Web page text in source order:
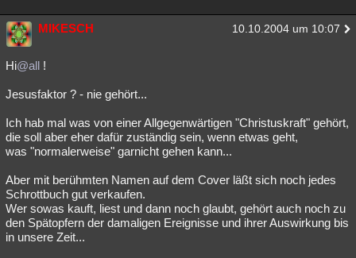
MIKESCH 10.10.2004 um 10:07
Hi@all !
Jesusfaktor ? - nie gehört...
Ich hab mal was von einer Allgegenwärtigen "Christuskraft" gehört,
die soll aber eher dafür zuständig sein, wenn etwas geht,
was "normalerweise" garnicht gehen kann...
Aber mit berühmten Namen auf dem Cover läßt sich noch jedes
Schrottbuch gut verkaufen.
Wer sowas kauft, liest und dann noch glaubt, gehört auch noch zu
den Spätopfern der damaligen Ereignisse und ihrer Auswirkung bis
in unsere Zeit...